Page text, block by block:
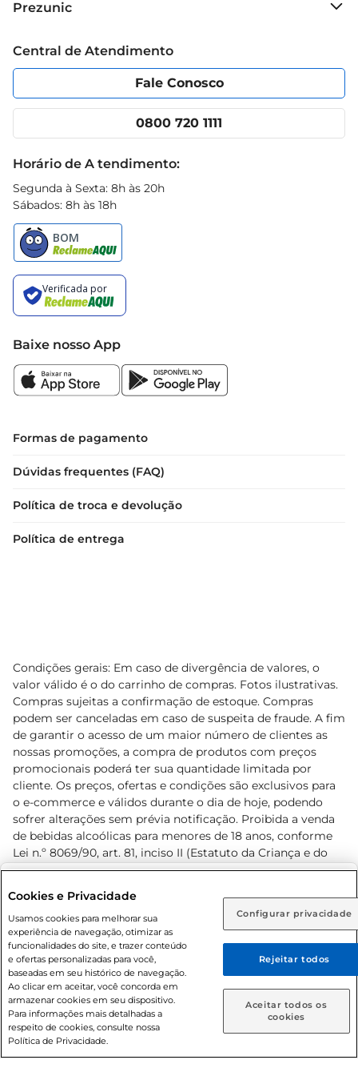
Rio de Janeiro (RJ) Goiás (GO)
Ou
Caso queira comprar online, informe como deseja receber
suas compras:
Entrega em casa Retire em Loja
Grupo Cencosud
Política de Privacidade
Portal do fornecedor
Cencosud Media
Prezunic
Código de Ética
App Prezunic
Central de Atendimento
Fale Conosco
0800 720 1111
Horário de A tendimento:
Segunda à Sexta: 8h às 20h
Sábados: 8h às 18h
Baixe nosso App
Formas de pagamento
Dúvidas frequentes (FAQ)
Política de troca e devolução
Política de entrega
Condições gerais: Em caso de divergência de valores, o
valor válido é o do carrinho de compras. Fotos ilustrativas.
Compras sujeitas a confirmação de estoque. Compras
podem ser canceladas em caso de suspeita de fraude. A fim
de garantir o acesso de um maior número de clientes as
nossas promoções, a compra de produtos com preços
promocionais poderá ter sua quantidade limitada por
cliente. Os preços, ofertas e condições são exclusivos para
o e-commerce e válidos durante o dia de hoje, podendo
sofrer alterações sem prévia notificação. Proibida a venda
de bebidas alcoólicas para menores de 18 anos, conforme
Lei n.º 8069/90, art. 81, inciso II (Estatuto da Criança e do
Adolescente). Preços e condições exclusivos para o
prévio. O valor mínimo para as compras on-line é de R$
80,00.
© 2026 Copyright. Todos os direitos
reservados Prezunic.
Cookies e Privacidade
Usamos cookies para melhorar sua
experiência de navegação, otimizar as
funcionalidades do site, e trazer conteúdo
e ofertas personalizadas para você,
baseadas em seu histórico de navegação.
Ao clicar em aceitar, você concorda em
armazenar cookies em seu dispositivo.
Para informações mais detalhadas a
respeito de cookies, consulte nossa
Política de Privacidade.
Configurar privacidade
Rejeitar todos
Aceitar todos os
cookies